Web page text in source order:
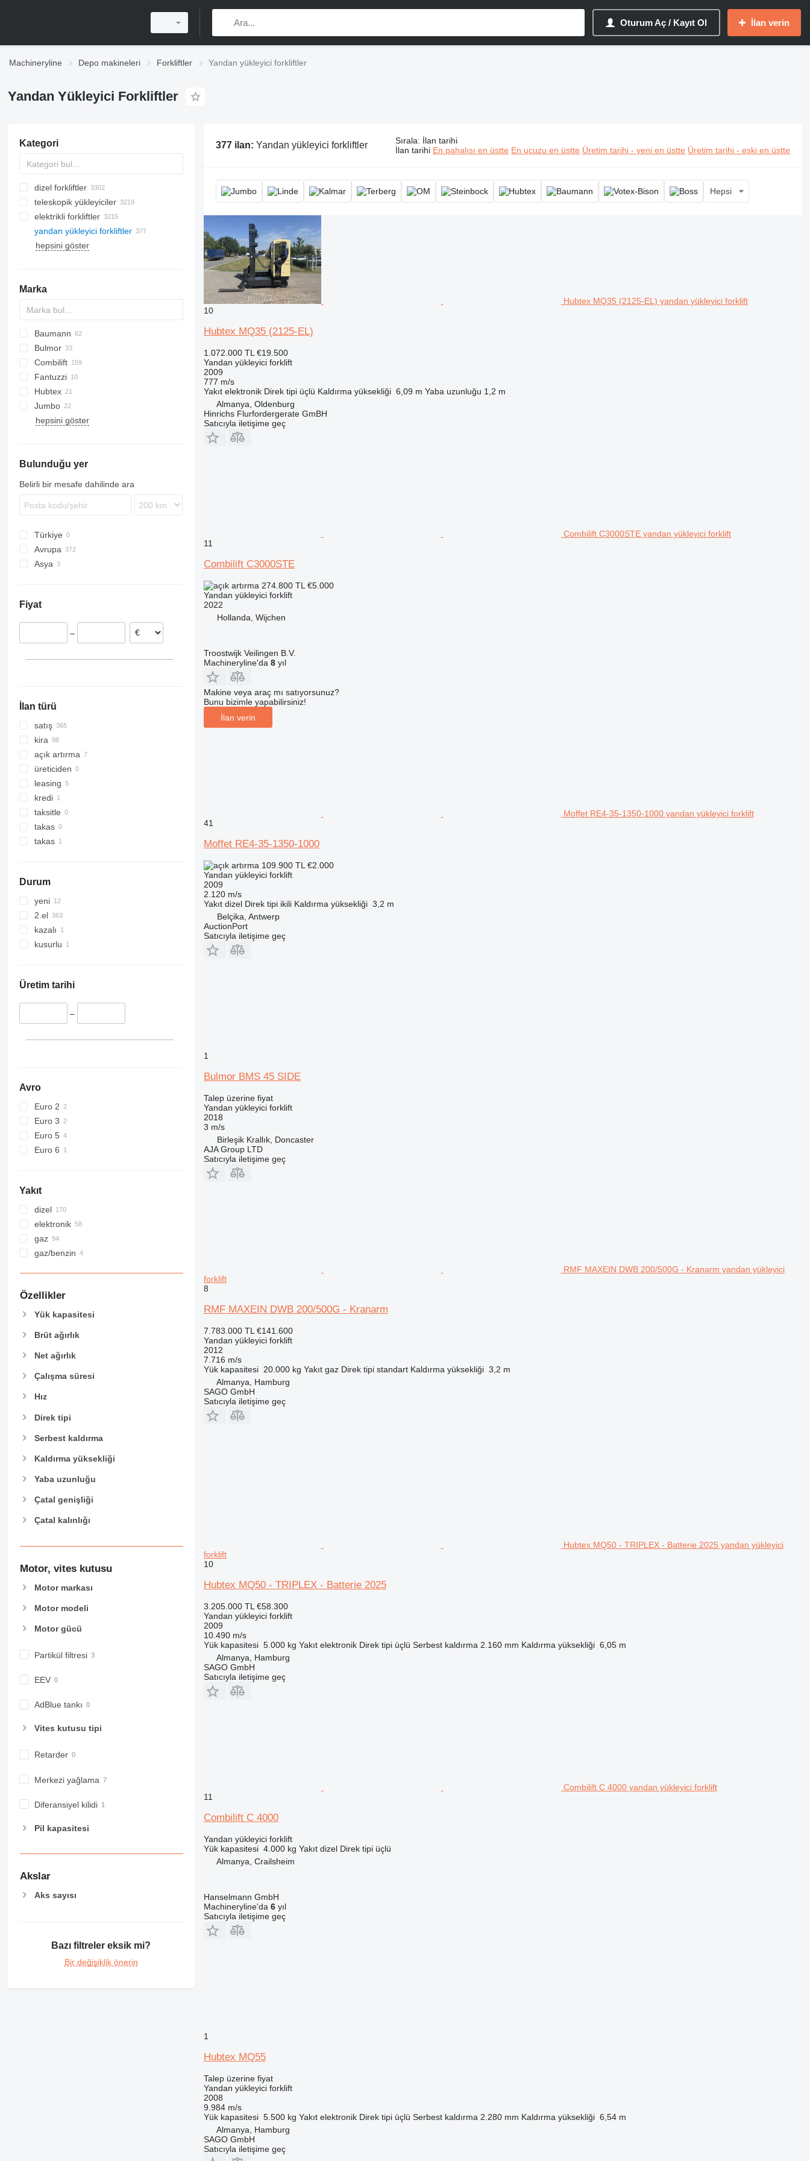
Oturum Aç / Kayıt Ol İlan verin
Machineryline Depo makineleri Forkliftler Yandan yükleyici forkliftler
Yandan Yükleyici Forkliftler
Kategori
dizel forkliftler
teleskopik yükleyiciler
elektrikli forkliftler
yandan yükleyici forkliftler
hepsini göster
Marka
FRE
HT
Baumann
AS
DFQ
DX
EMS
EVS
GS
Bulmor
Combilift
C-Series
Fantuzzi
SF
Hubtex
DQ
MQ
Jumbo
JDQ
DCG
BOSS
K-series
LG
Compact
hepsini göster
Bulunduğu yer
Belirli bir mesafe dahilinde ara
Türkiye
Avrupa
İtalya
Hırvatistan
Asya
Fiyat
–
İlan türü
satış
kira
açık artırma
üreticiden
leasing
kredi
taksitle
takas
takas
Durum
yeni
2.el
kazalı
kusurlu
Üretim tarihi
–
Avro
Euro 2
Euro 3
Euro 5
Euro 6
Yakıt
dizel
elektronik
gaz
gaz/benzin
Özellikler
Yük kapasitesi
Brüt ağırlık
Net ağırlık
Çalışma süresi
Hız
Direk tipi
Serbest kaldırma
Kaldırma yüksekliği
Yaba uzunluğu
Çatal genişliği
Çatal kalınlığı
Motor, vites kutusu
Motor markası
Motor modeli
Motor gücü
Partikül filtresi
EEV
AdBlue tankı
Vites kutusu tipi
Retarder
Merkezi yağlama
Diferansiyel kilidi
Pil kapasitesi
Akslar
Aks sayısı
Bazı filtreler eksik mi?
Bir değişiklik önerin
377 ilan: Yandan yükleyici forkliftler Sırala: İlan tarihi
İlan tarihi En pahalısı en üstte En ucuzu en üstte Üretim tarihi - yeni en üstte Üretim tarihi - eski en üstte
Hepsi
Hubtex MQ35 (2125-EL) yandan yükleyici forklift
10
Hubtex MQ35 (2125-EL)
1.072.000 TL €19.500
Yandan yükleyici forklift
2009
777 m/s
Yakıt elektronik Direk tipi üçlü Kaldırma yüksekliği 6,09 m Yaba uzunluğu 1,2 m
Almanya, Oldenburg
Hinrichs Flurfordergerate GmBH
Satıcıyla iletişime geç
Combilift C3000STE yandan yükleyici forklift
11
Combilift C3000STE
274.800 TL €5.000
Yandan yükleyici forklift
2022
Hollanda, Wijchen
Troostwijk Veilingen B.V.
Machineryline'da 8yıl
Makine veya araç mı satıyorsunuz?
Bunu bizimle yapabilirsiniz!
İlan verin
Moffet RE4-35-1350-1000 yandan yükleyici forklift
41
Moffet RE4-35-1350-1000
109.900 TL €2.000
Yandan yükleyici forklift
2009
2.120 m/s
Yakıt dizel Direk tipi ikili Kaldırma yüksekliği 3,2 m
Belçika, Antwerp
AuctionPort
Satıcıyla iletişime geç
1
Bulmor BMS 45 SIDE
Talep üzerine fiyat
Yandan yükleyici forklift
2018
3 m/s
Birleşik Krallık, Doncaster
AJA Group LTD
Satıcıyla iletişime geç
RMF MAXEIN DWB 200/500G - Kranarm yandan yükleyici
forklift
8
RMF MAXEIN DWB 200/500G - Kranarm
7.783.000 TL €141.600
Yandan yükleyici forklift
2012
7.716 m/s
Yük kapasitesi 20.000 kg Yakıt gaz Direk tipi standart Kaldırma yüksekliği 3,2 m
Almanya, Hamburg
SAGO GmbH
Satıcıyla iletişime geç
Hubtex MQ50 - TRIPLEX - Batterie 2025 yandan yükleyici
forklift
10
Hubtex MQ50 - TRIPLEX - Batterie 2025
3.205.000 TL €58.300
Yandan yükleyici forklift
2009
10.490 m/s
Yük kapasitesi 5.000 kg Yakıt elektronik Direk tipi üçlü Serbest kaldırma 2.160 mm Kaldırma yüksekliği 6,05 m
Almanya, Hamburg
SAGO GmbH
Satıcıyla iletişime geç
Combilift C 4000 yandan yükleyici forklift
11
Combilift C 4000
Yandan yükleyici forklift
Yük kapasitesi 4.000 kg Yakıt dizel Direk tipi üçlü
Almanya, Crailsheim
Hanselmann GmbH
Machineryline'da 6yıl
Satıcıyla iletişime geç
1
Hubtex MQ55
Talep üzerine fiyat
Yandan yükleyici forklift
2008
9.984 m/s
Yük kapasitesi 5.500 kg Yakıt elektronik Direk tipi üçlü Serbest kaldırma 2.280 mm Kaldırma yüksekliği 6,54 m
Almanya, Hamburg
SAGO GmbH
Satıcıyla iletişime geç